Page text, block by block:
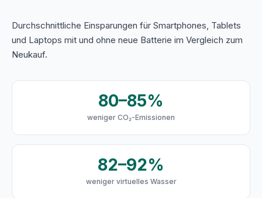
Durchschnittliche Einsparungen für Smartphones, Tablets
und Laptops mit und ohne neue Batterie im Vergleich zum
Neukauf.
80–85%
weniger CO₂-Emissionen
82–92%
weniger virtuelles Wasser